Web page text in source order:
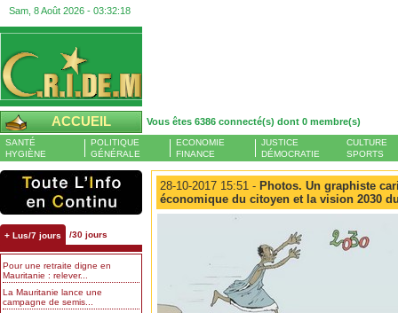
Sam, 8 Août 2026 - 03:32:18
ACCUEIL Vous êtes 6386 connecté(s) dont 0 membre(s)
SANTÉ
HYGIÈNE
POLITIQUE
GÉNÉRALE
ECONOMIE
FINANCE
JUSTICE
DÉMOCRATIE
CULTURE
SPORTS
+ Lus/7 jours /30 jours
Pour une retraite digne en
Mauritanie : relever...
La Mauritanie lance une
campagne de semis...
28-10-2017 15:51 - Photos. Un graphiste
économique du citoyen et la vision 2030